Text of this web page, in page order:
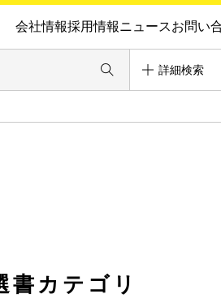
会社情報採用情報ニュースお問い
詳細検索
書カテゴリ